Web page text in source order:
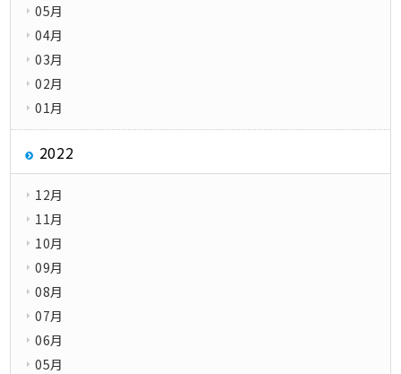
05月
04月
03月
02月
01月
2022
12月
11月
10月
09月
08月
07月
06月
05月